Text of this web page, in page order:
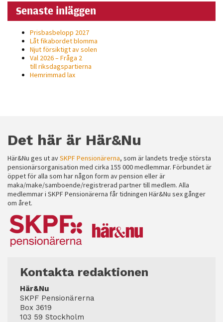
Senaste inläggen
Prisbasbelopp 2027
Låt fikabordet blomma
Njut försiktigt av solen
Val 2026 – Fråga 2
till riksdagspartierna
Hemrimmad lax
Det här är Här&Nu
Här&Nu ges ut avSKPF Pensionärerna, som är landets tredje största
pensionärsorganisation med cirka 155 000 medlemmar. Förbundet är
öppet för alla som har någon form av pension eller är
maka/make/samboende/registrerad partner till medlem. Alla
medlemmar i SKPF Pensionärerna får tidningen Här&Nu sex gånger
om året.
Kontakta redaktionen
Här&Nu
SKPF Pensionärerna
Box 3619
103 59 Stockholm